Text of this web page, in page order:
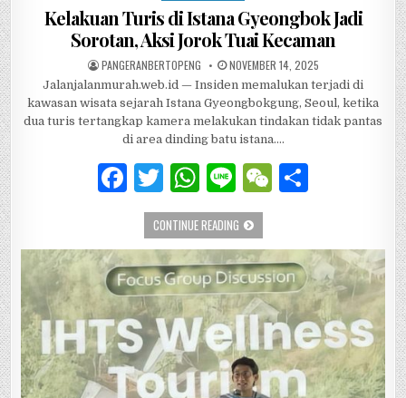
Kelakuan Turis di Istana Gyeongbok Jadi
Sorotan, Aksi Jorok Tuai Kecaman
AUTHOR:
PANGERANBERTOPENG PUBLISHED DATE:
NOVEMBER 14, 2025
Jalanjalanmurah.web.id — Insiden memalukan terjadi di
kawasan wisata sejarah Istana Gyeongbokgung, Seoul, ketika
dua turis tertangkap kamera melakukan tindakan tidak pantas
di area dinding batu istana….
F
a
c
e
b
o
o
k
T
w
it
te
r
W
h
at
s
A
p
p
Li
n
e
W
h
at
e
CONTINUE READINGKELAKUAN TURIS DI ISTANA